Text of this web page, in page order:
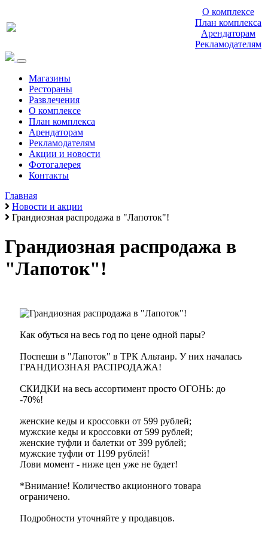
О комплексе
План комплекса
Арендаторам
Рекламодателям
Магазины
Рестораны
Развлечения
О комплексе
План комплекса
Арендаторам
Рекламодателям
Акции и новости
Фотогалерея
Контакты
Главная
Новости и акции
Грандиозная распродажа в "Лапоток"!
Грандиозная распродажа в
"Лапоток"!
Как обуться на весь год по цене одной пары?
Поспеши в "Лапоток" в ТРК Альтаир. У них началась
ГРАНДИОЗНАЯ РАСПРОДАЖА!
СКИДКИ на весь ассортимент просто ОГОНЬ: до
-70%!
женские кеды и кроссовки от 599 рублей;
мужские кеды и кроссовки от 599 рублей;
женские туфли и балетки от 399 рублей;
мужские туфли от 1199 рублей!
Лови момент - ниже цен уже не будет!
*Внимание! Количество акционного товара
ограничено.
Подробности уточняйте у продавцов.